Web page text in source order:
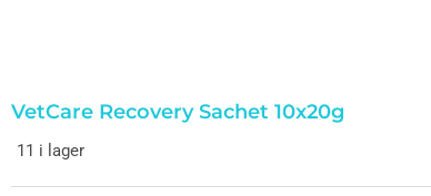
VetCare Recovery Sachet 10x20g
11 i lager